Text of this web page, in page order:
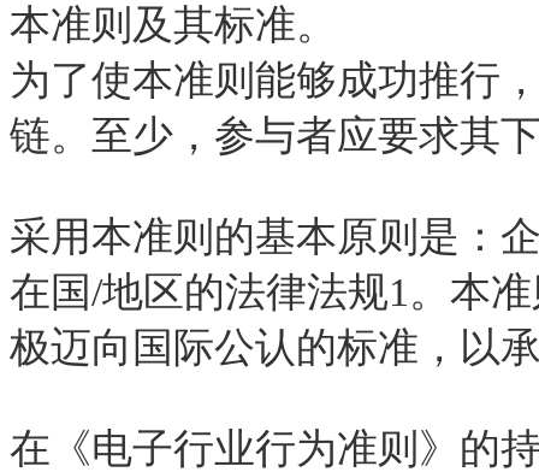
本准则及其标准。
为了使本准则能够成功推行
链。至少，参与者应要求其
采用本准则的基本原则是：
在国/地区的法律法规1。本
极迈向国际公认的标准，以
在《电子行业行为准则》的